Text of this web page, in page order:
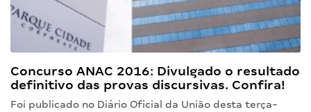
Concurso ANAC 2016: Divulgado o resultado
definitivo das provas discursivas. Confira!
Foi publicado no Diário Oficial da União desta terça-